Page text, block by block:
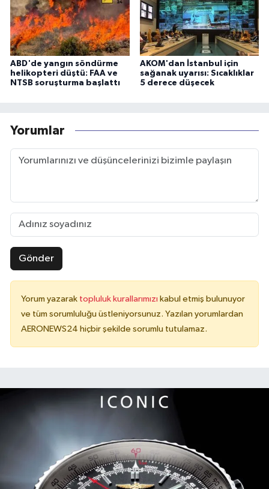
ABD'de yangın söndürme
helikopteri düştü: FAA ve
NTSB soruşturma başlattı
AKOM'dan İstanbul için
sağanak uyarısı: Sıcaklıklar
5 derece düşecek
Yorumlar
Gönder
Yorum yazarak topluluk kurallarımızı kabul etmiş bulunuyor
ve tüm sorumluluğu üstleniyorsunuz. Yazılan yorumlardan
AERONEWS24 hiçbir şekilde sorumlu tutulamaz.